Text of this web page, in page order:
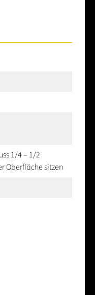
1/4 – 1/2
Oberfläche sitzen